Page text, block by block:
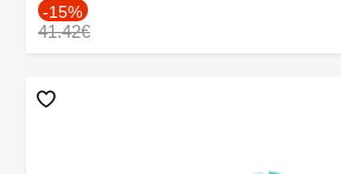
-15%
41.42€